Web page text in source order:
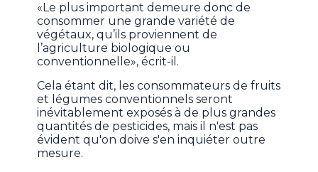
«Le plus important demeure donc de
consommer une grande variété de
végétaux, qu’ils proviennent de
l’agriculture biologique ou
conventionnelle», écrit-il.
Cela étant dit, les consommateurs de fruits
et légumes conventionnels seront
inévitablement exposés à de plus grandes
quantités de pesticides, mais il n'est pas
évident qu'on doive s'en inquiéter outre
mesure.